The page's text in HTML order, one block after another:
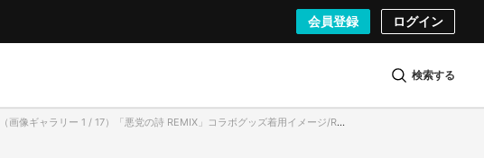
会員登録 ログイン
検索する
（画像ギャラリー 1 / 17）「悪党の詩 REMIX」コラボグッズ着用イメージ/Red Eyeさん